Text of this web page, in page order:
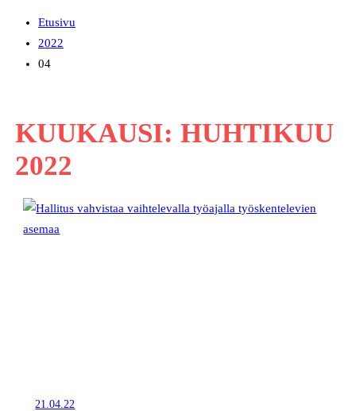
Etusivu
2022
04
KUUKAUSI: HUHTIKUU
2022
21.04.22